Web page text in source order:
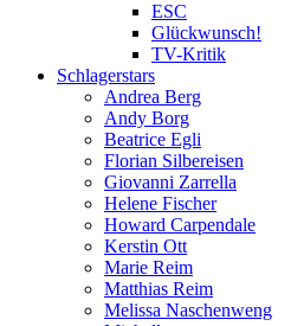
ESC
Glückwunsch!
TV-Kritik
Schlagerstars
Andrea Berg
Andy Borg
Beatrice Egli
Florian Silbereisen
Giovanni Zarrella
Helene Fischer
Howard Carpendale
Kerstin Ott
Marie Reim
Matthias Reim
Melissa Naschenweng